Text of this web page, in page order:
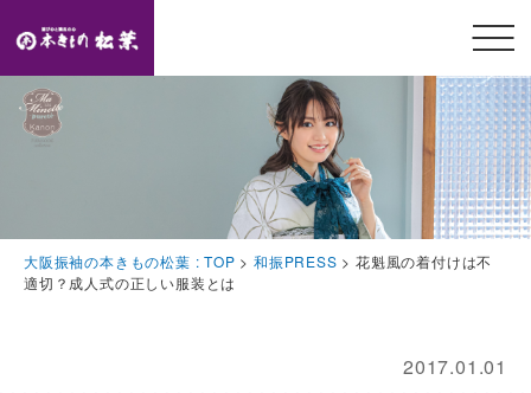
Feature
本きもの松葉の特徴
メニ
ュー
開閉
大阪振袖の本きもの松葉 : TOP >和振PRESS >花魁風の着付けは不
適切？成人式の正しい服装とは
2017.01.01